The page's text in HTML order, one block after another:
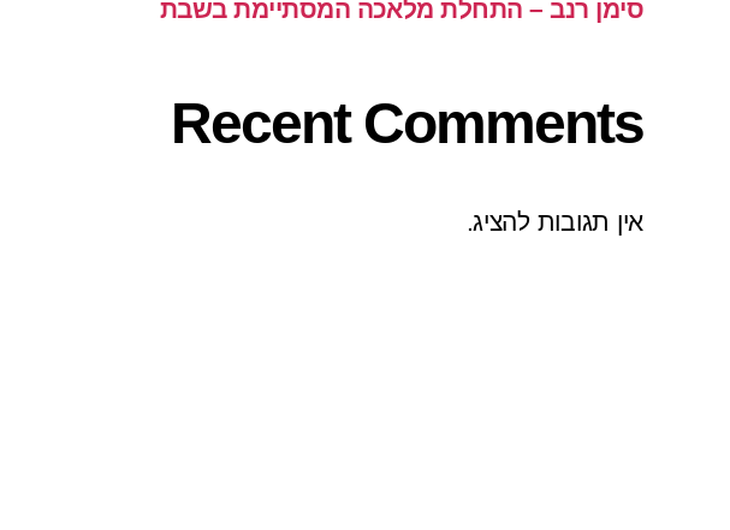
סימן רנב – התחלת מלאכה המסתיימת בשבת
Recent Comments
אין תגובות להציג.